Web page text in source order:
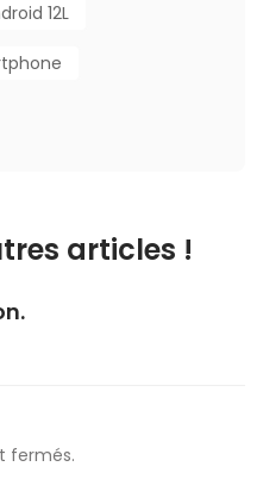
12L
articles !
fermés.